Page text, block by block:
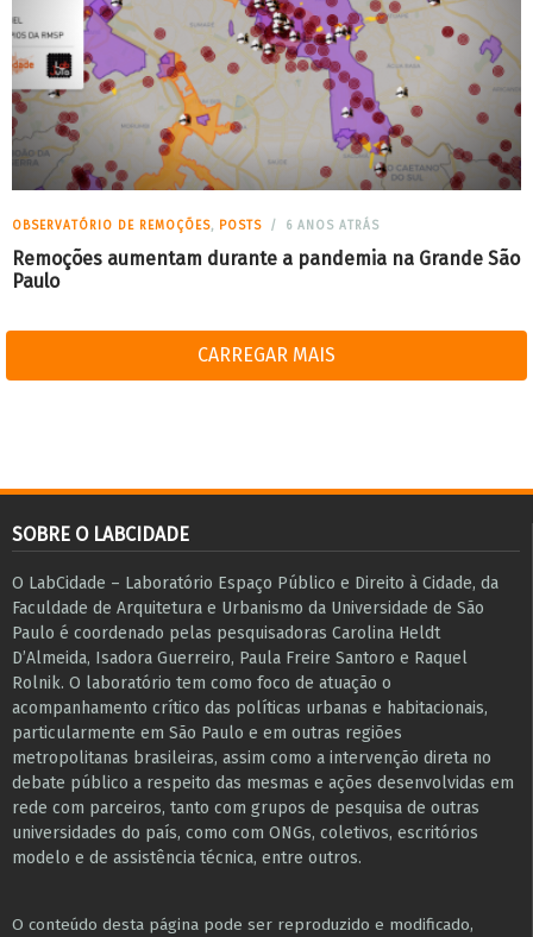
OBSERVATÓRIO DE REMOÇÕES, POSTS 6 ANOS ATRÁS
Remoções aumentam durante a pandemia na Grande São
Paulo
CARREGAR MAIS
SOBRE O LABCIDADE
O LabCidade – Laboratório Espaço Público e Direito à Cidade, da
Faculdade de Arquitetura e Urbanismo da Universidade de São
Paulo é coordenado pelas pesquisadoras Carolina Heldt
D’Almeida, Isadora Guerreiro, Paula Freire Santoro e Raquel
Rolnik. O laboratório tem como foco de atuação o
acompanhamento crítico das políticas urbanas e habitacionais,
particularmente em São Paulo e ​em outras regiões
metropolitanas brasileiras, assim como a intervenção direta no
debate público a respeito das mesmas e ações desenvolvidas em
r​e​de com parceiros, tanto com grupos de pesquisa ​de outras
universidades do país, como com ONGs, coletivos, escritórios
modelo e de assistência técnica​, entre outros​.
O conteúdo desta página pode ser reproduzido e modificado,